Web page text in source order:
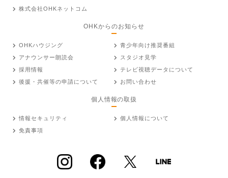
株式会社OHKネットコム
OHKからのお知らせ
OHKハウジング
青少年向け推奨番組
アナウンサー朗読会
スタジオ見学
採用情報
テレビ視聴データについて
後援・共催等の申請について
お問い合わせ
個人情報の取扱
情報セキュリティ
個人情報について
免責事項